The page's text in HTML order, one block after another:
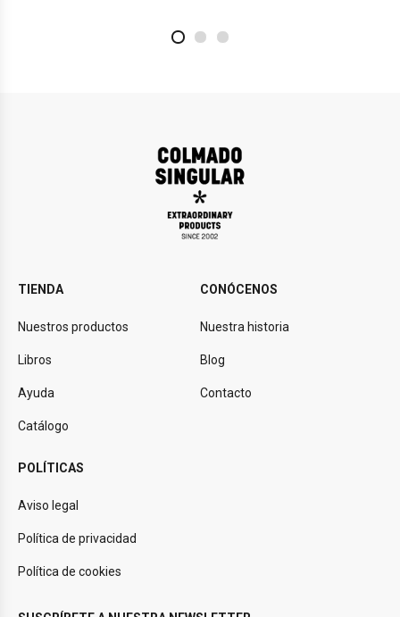
TIENDA
Nuestros productos
Libros
Ayuda
Catálogo
CONÓCENOS
Nuestra historia
Blog
Contacto
POLÍTICAS
Aviso legal
Política de privacidad
Política de cookies